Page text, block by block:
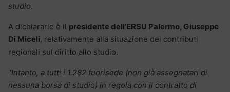
studio.
A dichiararlo è il presidente dell’ERSU Palermo, Giuseppe
Di Miceli, relativamente alla situazione dei contributi
regionali sul diritto allo studio.
“Intanto, a tutti i 1.282 fuorisede (non già assegnatari di
nessuna borsa di studio) in regola con il contratto di